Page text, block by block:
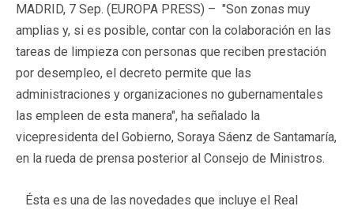
MADRID, 7 Sep. (EUROPA PRESS) – "Son zonas muy
amplias y, si es posible, contar con la colaboración en las
tareas de limpieza con personas que reciben prestación
por desempleo, el decreto permite que las
administraciones y organizaciones no gubernamentales
las empleen de esta manera", ha señalado la
vicepresidenta del Gobierno, Soraya Sáenz de Santamaría,
en la rueda de prensa posterior al Consejo de Ministros.
Ésta es una de las novedades que incluye el Real